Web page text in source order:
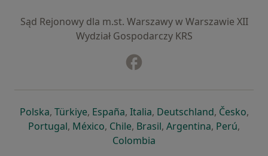
Sąd Rejonowy dla m.st. Warszawy w Warszawie XII
Wydział Gospodarczy KRS
Polskaotwiera się w nowej karcie
, Türkiyeotwiera się w nowej karcie
, Españaotwiera się w nowej karcie
, Italiaotwiera się w nowej
, Deutschlandotwiera się
, Česko,
Portugalotwiera się w nowej karcie
, Méxicootwiera się w nowej karcie
, Chileotwiera się w nowej karcie
, Brasilotwiera się w nowej
, Argentinaotwiera się
, Perú,
Colombia